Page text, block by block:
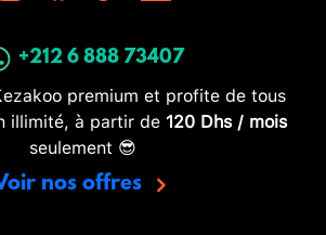
+212 6 888 73407
premium et profite de tous
illimité, à partir de 120 Dhs / mois
seulement 😎
nos offres